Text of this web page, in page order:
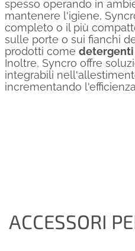
spesso operando in
mantenere l'igiene,
completo o il più
sulle porte o sui fianchi
prodotti come detergenti
Inoltre, Syncro offre
integrabili
incrementando
ACCESSORI